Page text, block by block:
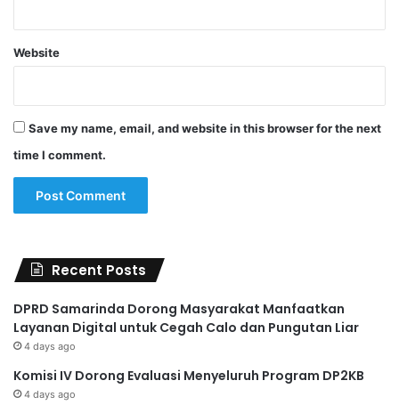
Website
Save my name, email, and website in this browser for the next
time I comment.
Recent Posts
DPRD Samarinda Dorong Masyarakat Manfaatkan
Layanan Digital untuk Cegah Calo dan Pungutan Liar
4 days ago
Komisi IV Dorong Evaluasi Menyeluruh Program DP2KB
4 days ago